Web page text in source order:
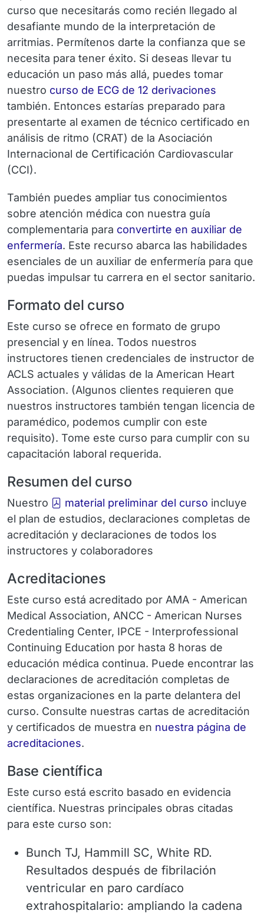
curso que necesitarás como recién llegado al
desafiante mundo de la interpretación de
arritmias. Permítenos darte la confianza que se
necesita para tener éxito. Si deseas llevar tu
educación un paso más allá, puedes tomar
nuestro curso de ECG de 12 derivaciones
también. Entonces estarías preparado para
presentarte al examen de técnico certificado en
análisis de ritmo (CRAT) de la Asociación
Internacional de Certificación Cardiovascular
(CCI).
También puedes ampliar tus conocimientos
sobre atención médica con nuestra guía
complementaria para convertirte en auxiliar de
enfermería. Este recurso abarca las habilidades
esenciales de un auxiliar de enfermería para que
puedas impulsar tu carrera en el sector sanitario.
Formato del curso
Este curso se ofrece en formato de grupo
presencial y en línea. Todos nuestros
instructores tienen credenciales de instructor de
ACLS actuales y válidas de la American Heart
Association. (Algunos clientes requieren que
nuestros instructores también tengan licencia de
paramédico, podemos cumplir con este
requisito). Tome este curso para cumplir con su
capacitación laboral requerida.
Resumen del curso
Nuestro material preliminar del curso incluye
el plan de estudios, declaraciones completas de
acreditación y declaraciones de todos los
instructores y colaboradores
Acreditaciones
Este curso está acreditado por AMA - American
Medical Association, ANCC - American Nurses
Credentialing Center, IPCE - Interprofessional
Continuing Education por hasta 8 horas de
educación médica continua. Puede encontrar las
declaraciones de acreditación completas de
estas organizaciones en la parte delantera del
curso. Consulte nuestras cartas de acreditación
y certificados de muestra en nuestra página de
acreditaciones.
Base científica
Este curso está escrito basado en evidencia
científica. Nuestras principales obras citadas
para este curso son:
Bunch TJ, Hammill SC, White RD.
Resultados después de fibrilación
ventricular en paro cardíaco
extrahospitalario: ampliando la cadena